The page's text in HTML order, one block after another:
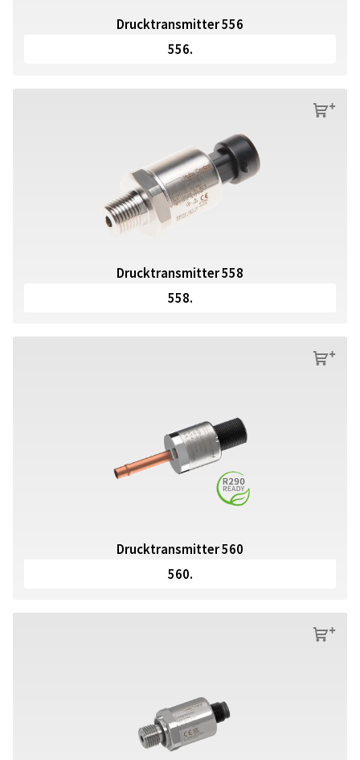
Drucktransmitter 556
556.
s
Drucktransmitter 558
558.
s
Drucktransmitter 560
560.
s